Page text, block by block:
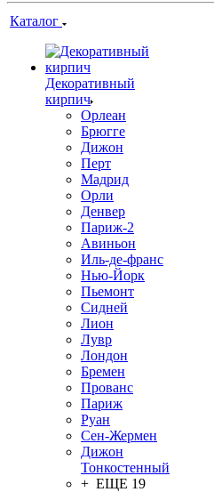
Каталог
Декоративный
кирпич
Орлеан
Брюгге
Дижон
Перт
Мадрид
Орли
Денвер
Париж-2
Авиньон
Иль-де-франс
Нью-Йорк
Пьемонт
Сидней
Лион
Лувр
Лондон
Бремен
Прованс
Париж
Руан
Сен-Жермен
Дижон
Тонкостенный
+ ЕЩЕ 19